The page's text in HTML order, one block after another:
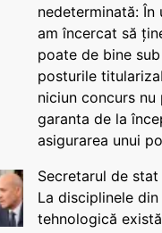
nedeterminată: În
am încercat să
poate de bine
posturile
niciun concurs nu
garanta de la
asigurarea unui
Secretarul de stat
La disciplinele din
tehnologică